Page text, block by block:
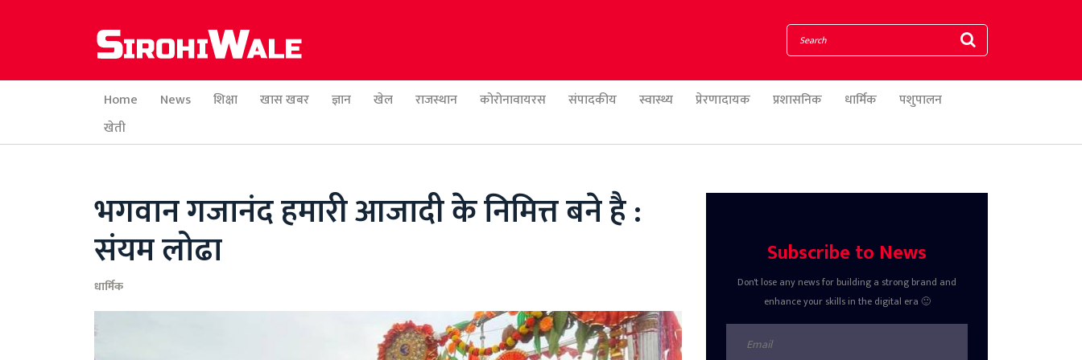
Home News शिक्षा खास खबर ज्ञान खेल राजस्थान कोरोनावायरस संपादकीय स्वास्थ्य प्रेरणादायक प्रशासनिक धार्मिक
पशुपालन
खेती
भगवान गजानंद हमारी आजादी के निमित्त बने है :
संयम लोढा
धार्मिक
Subscribe to News
Don't lose any news for building a strong brand and
enhance your skills in the digital era 🙂